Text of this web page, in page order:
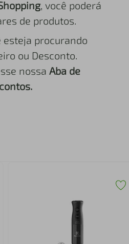
, você poderá
de produtos.
esteja procurando
ou Desconto.
nossa Aba de